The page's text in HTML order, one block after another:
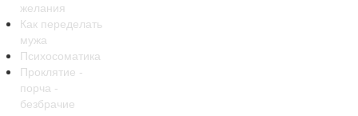
желания
Как переделать
мужа
Психосоматика
Проклятие -
порча -
безбрачие